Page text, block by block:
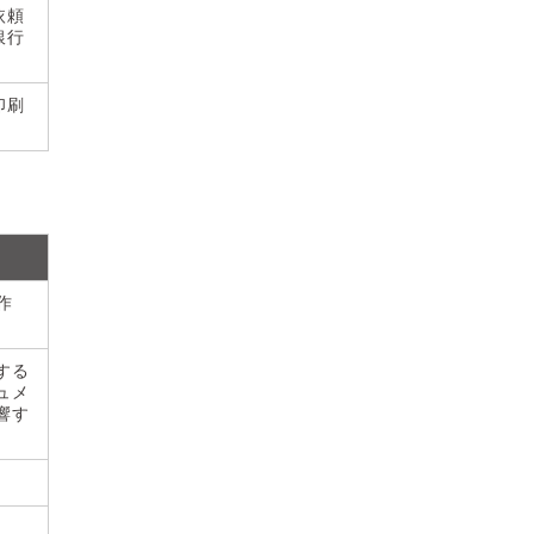
頼
行
る
メ
す